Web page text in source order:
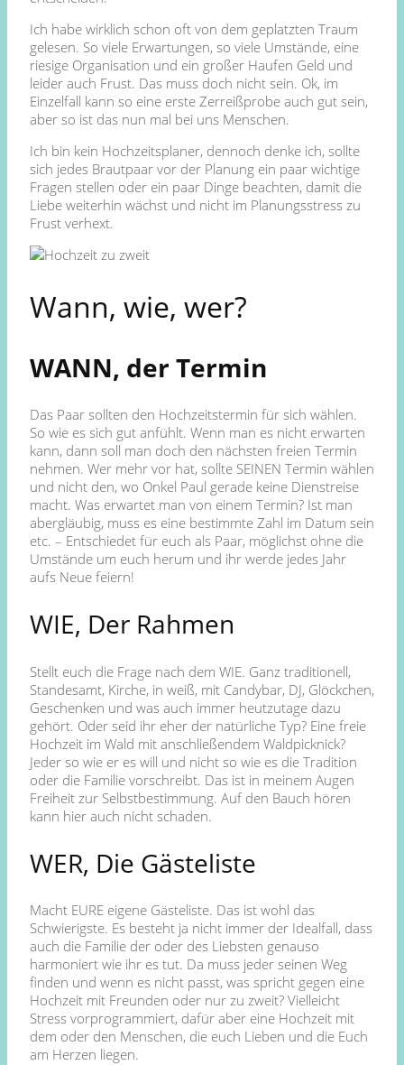
Ich habe wirklich schon oft von dem geplatzten Traum
gelesen. So viele Erwartungen, so viele Umstände, eine
riesige Organisation und ein großer Haufen Geld und
leider auch Frust. Das muss doch nicht sein. Ok, im
Einzelfall kann so eine erste Zerreißprobe auch gut sein,
aber so ist das nun mal bei uns Menschen.
Ich bin kein Hochzeitsplaner, dennoch denke ich, sollte
sich jedes Brautpaar vor der Planung ein paar wichtige
Fragen stellen oder ein paar Dinge beachten, damit die
Liebe weiterhin wächst und nicht im Planungsstress zu
Frust verhext.
Wann, wie, wer?
WANN, der Termin
Das Paar sollten den Hochzeitstermin für sich wählen.
So wie es sich gut anfühlt. Wenn man es nicht erwarten
kann, dann soll man doch den nächsten freien Termin
nehmen. Wer mehr vor hat, sollte SEINEN Termin wählen
und nicht den, wo Onkel Paul gerade keine Dienstreise
macht. Was erwartet man von einem Termin? Ist man
abergläubig, muss es eine bestimmte Zahl im Datum sein
etc. – Entschiedet für euch als Paar, möglichst ohne die
Umstände um euch herum und ihr werde jedes Jahr
aufs Neue feiern!
WIE, Der Rahmen
Stellt euch die Frage nach dem WIE. Ganz traditionell,
Standesamt, Kirche, in weiß, mit Candybar, DJ, Glöckchen,
Geschenken und was auch immer heutzutage dazu
gehört. Oder seid ihr eher der natürliche Typ? Eine freie
Hochzeit im Wald mit anschließendem Waldpicknick?
Jeder so wie er es will und nicht so wie es die Tradition
oder die Familie vorschreibt. Das ist in meinem Augen
Freiheit zur Selbstbestimmung. Auf den Bauch hören
kann hier auch nicht schaden.
WER, Die Gästeliste
Macht EURE eigene Gästeliste. Das ist wohl das
Schwierigste. Es besteht ja nicht immer der Idealfall, dass
auch die Familie der oder des Liebsten genauso
harmoniert wie ihr es tut. Da muss jeder seinen Weg
finden und wenn es nicht passt, was spricht gegen eine
Hochzeit mit Freunden oder nur zu zweit? Vielleicht
Stress vorprogrammiert, dafür aber eine Hochzeit mit
dem oder den Menschen, die euch Lieben und die Euch
am Herzen liegen.